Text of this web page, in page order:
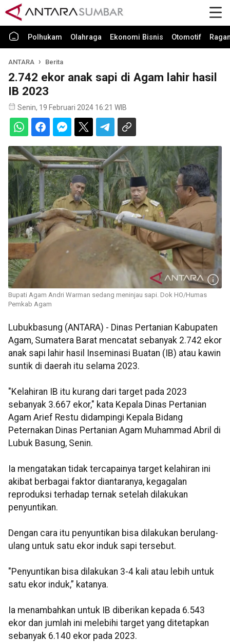
Polhukam Olahraga Ekonomi Bisnis Otomotif
ANTARA Berita
2.742 ekor anak sapi di Agam lahir hasil
IB 2023
Senin, 19 Februari 2024 16:21 WIB
Bupati Agam Andri Warman sedang meninjau sapi. Dok HO/Humas
Pemkab Agam
Lubukbasung (ANTARA) - Dinas Pertanian Kabupaten
Agam, Sumatera Barat mencatat sebanyak 2.742 ekor
anak sapi lahir hasil Inseminasi Buatan (IB) atau kawin
suntik di daerah itu selama 2023.
"Kelahiran IB itu kurang dari target pada 2023
sebanyak 3.667 ekor," kata Kepala Dinas Pertanian
Agam Arief Restu didampingi Kepala Bidang
Peternakan Dinas Pertanian Agam Muhammad Abril di
Lubuk Basung, Senin.
Ia mengatakan tidak tercapainya target kelahiran ini
akibat berbagai faktor diantaranya, kegagalan
reproduksi terhadap ternak setelah dilakukan
penyuntikan.
Dengan cara itu penyuntikan bisa dilakukan berulang-
ulang untuk satu ekor induk sapi tersebut.
"Penyuntikan bisa dilakukan 3-4 kali atau lebih untuk
satu ekor induk,” katanya.
Ia menambahkan untuk IB diberikan kepada 6.543
ekor dan jumlah ini melebihi target yang ditetapkan
sebanyak 6.140 ekor pada 2023.